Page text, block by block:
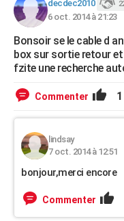
COPAINS D'AVANT
S'inscrire
Se connecter
Lycées
Collèges
Primaires
Universités
Entreprises
Service militaire
Avis de recherche
AVIS DE DÉCÈS
FORUM
Bricolage
Lifestyle
Culture
Sport
Auto
Television
Voyage
Cinema
decdec2010
6 oct. 2014 à 21:23
Bonsoir se le cable d
box sur sortie retour
fzite une recherche
Commenter 1
lindsay
7 oct. 2014 à 12:51
bonjour,merci encore
Commenter